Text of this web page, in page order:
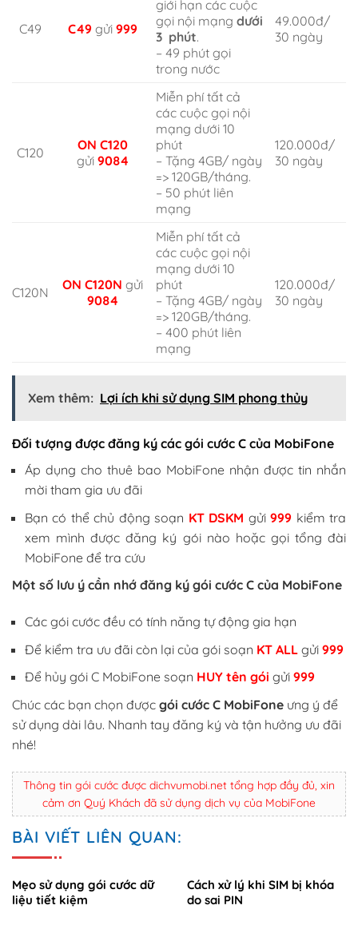
C49 C49 gửi 999
giới hạn các cuộc
gọi nội mạngdưới
3 phút.
– 49 phút gọi
trong nước
49.000đ/
30 ngày
C120
ON C120
gửi 9084
Miễn phí tất cả
các cuộc gọi nội
mạng dưới 10
phút
– Tặng 4GB/ ngày
=> 120GB/tháng.
– 50 phút liên
mạng
120.000đ/
30 ngày
C120N ON C120N gửi
9084
Miễn phí tất cả
các cuộc gọi nội
mạng dưới 10
phút
– Tặng 4GB/ ngày
=> 120GB/tháng.
– 400 phút liên
mạng
120.000đ/
30 ngày
Xem thêm: Lợi ích khi sử dụng SIM phong thủy
Đối tượng được đăng ký các gói cước C của MobiFone
Áp dụng cho thuê bao MobiFone nhận được tin nhắn
mời tham gia ưu đãi
Bạn có thể chủ động soạn KT DSKM gửi999 kiểm tra
xem mình được đăng ký gói nào hoặc gọi tổng đài
MobiFone để tra cứu
Một số lưu ý cần nhớ đăng ký gói cước C của MobiFone
Các gói cước đều có tính năng tự động gia hạn
Để kiểm tra ưu đãi còn lại của gói soạn KT ALL gửi 999
Để hủy gói C MobiFone soạn HUY tên gói gửi 999
Chúc các bạn chọn được gói cước C MobiFone ưng ý để
sử dụng dài lâu. Nhanh tay đăng ký và tận hưởng ưu đãi
nhé!
Thông tin gói cước được dichvumobi.net tổng hợp đầy đủ, xin
cảm ơn Quý Khách đã sử dụng dịch vụ của MobiFone
BÀI VIẾT LIÊN QUAN:
Mẹo sử dụng gói cước dữ
liệu tiết kiệm
Cách xử lý khi SIM bị khóa
do sai PIN